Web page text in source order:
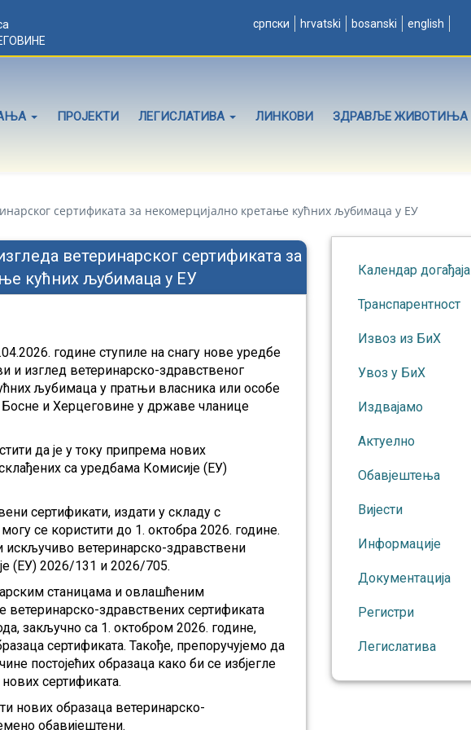
српски hrvatski bosanski english
ПРОЈЕКТИ ЛЕГИСЛАТИВА ЛИНКОВИ ЗДРАВЉЕ ЖИВОТИЊА
сертификата за некомерцијално кретање кућних љубимаца у ЕУ
ветеринарског сертификата за
кућних љубимаца у ЕУ
године ступиле на снагу нове уредбе
и изглед ветеринарско-здравственог
љубимаца у пратњи власника или особе
и Херцеговине у државе чланице
да је у току припрема нових
са уредбама Комисије (ЕУ)
сертификати, издати у складу с
се користити до 1. октобра 2026. године.
искључиво ветеринарско-здравствени
(ЕУ) 2026/131 и 2026/705.
станицама и овлашћеним
ветеринарско-здравствених сертификата
закључно са 1. октобром 2026. године,
сертификата. Такође, препоручујемо да
постојећих образаца како би се избјегле
сертификата.
нових образаца ветеринарско-
обавијештени.
Календар догађаја
Транспарентност
Извоз из БиХ
Увоз у БиХ
Издвајамо
Актуелно
Обавјештења
Вијести
Информације
Документација
Регистри
Легислатива